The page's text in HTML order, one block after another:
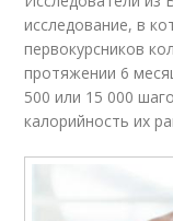
исследование, в
первокурсников
протяжении 6
500 или 15 000
калорийность их